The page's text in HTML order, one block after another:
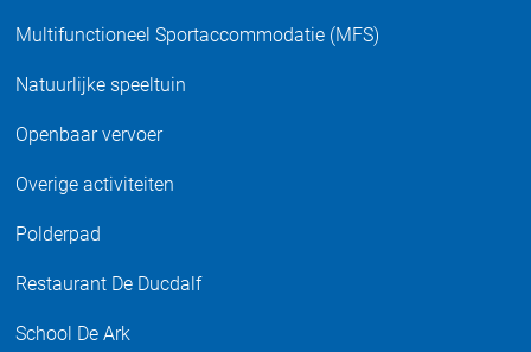
Multifunctioneel Sportaccommodatie (MFS)
Natuurlijke speeltuin
Openbaar vervoer
Overige activiteiten
Polderpad
Restaurant De Ducdalf
School De Ark